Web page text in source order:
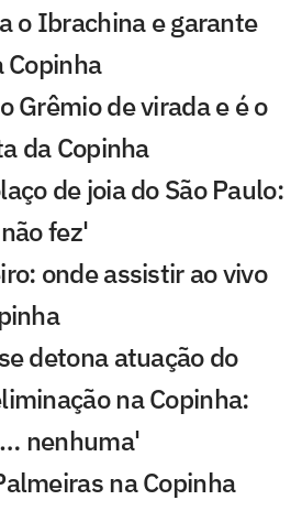
o Ibrachina e garante
Copinha
Grêmio de virada e é o
da Copinha
de joia do São Paulo:
fez'
onde assistir ao vivo
detona atuação do
na Copinha:
nenhuma'
na Copinha